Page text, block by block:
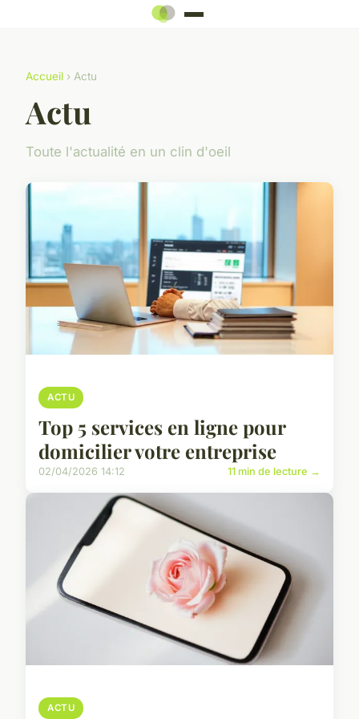
Accueil › Actu
Actu
Toute l'actualité en un clin d'oeil
ACTU
Top 5 services en ligne pour
domicilier votre entreprise
02/04/2026 14:12 11 min de lecture →
ACTU